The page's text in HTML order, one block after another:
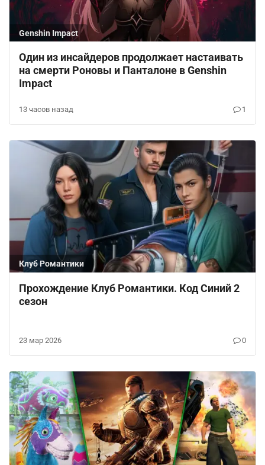
Genshin Impact
Один из инсайдеров продолжает настаивать
на смерти Роновы и Панталоне в Genshin
Impact
13 часов назад 1
Клуб Романтики
Прохождение Клуб Романтики. Код Синий 2
сезон
23 мар 2026 0